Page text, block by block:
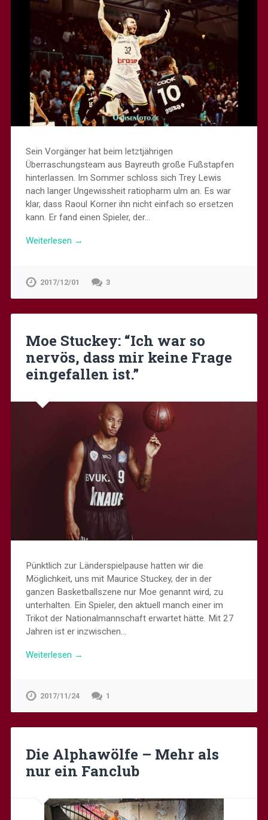
Sein Vorgänger hat beim letztjährigen
Überraschungsteam aus Bayreuth große Fußstapfen
hinterlassen. Im Sommer schloss sich Trey Lewis
nach langer Ungewissheit ratiopharm ulm an. Es war
klar, dass Raoul Korner ihn nicht einfach so ersetzen
kann. Er fand einen Spieler, der…
Weiterlesen →
2017/12/01 3
Moe Stuckey: “Ich war so
nervös, dass mir keine Frage
eingefallen ist.”
Pünktlich zur Länderspielpause hatten wir die
Möglichkeit, uns mit Maurice Stuckey, der in der
ganzen Basketballszene nur Moe genannt wird, zu
unterhalten. Ein Spieler, den aktuell manch einer im
Trikot der Nationalmannschaft erwartet hätte. Mit 27
Jahren ist er inzwischen…
Weiterlesen →
2017/11/24 1
Die Alphawölfe – Mehr als
nur ein Fanclub